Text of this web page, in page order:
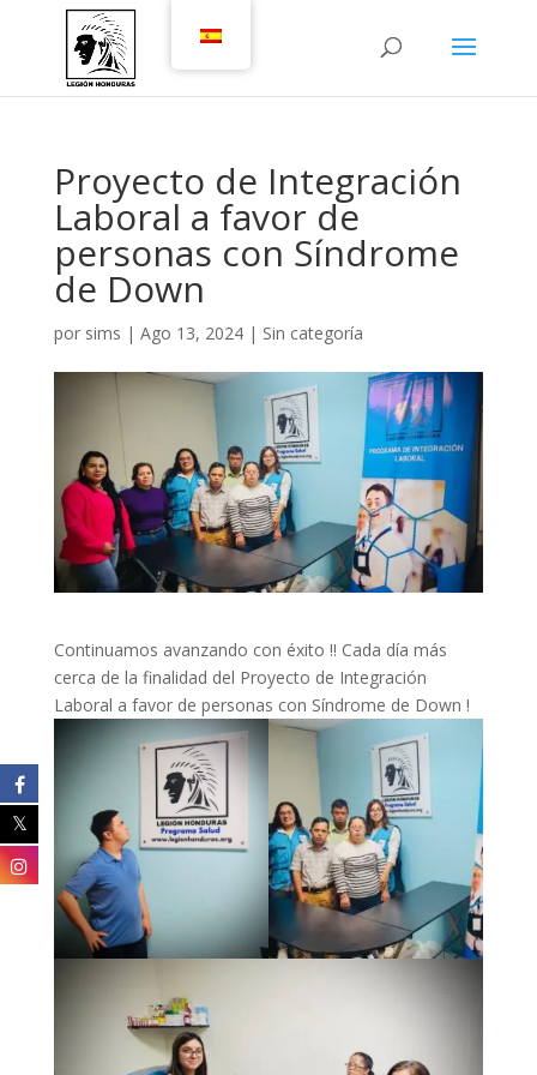
Proyecto de Integración
Laboral a favor de
personas con Síndrome
de Down
por sims | Ago 13, 2024| Sin categoría
Continuamos avanzando con éxito !! Cada día más
cerca de la finalidad del Proyecto de Integración
Laboral a favor de personas con Síndrome de Down !